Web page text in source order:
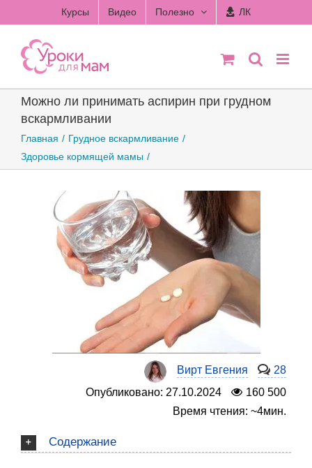
to
content
Курсы Видео Полезно ЛК
Можно ли принимать аспирин при грудном
вскармливании
Главная
Грудное вскармливание
Здоровье кормящей мамы
Вирт Евгения
28
Опубликовано: 27.10.2024
160 500
Время чтения: ~4мин.
Содержание